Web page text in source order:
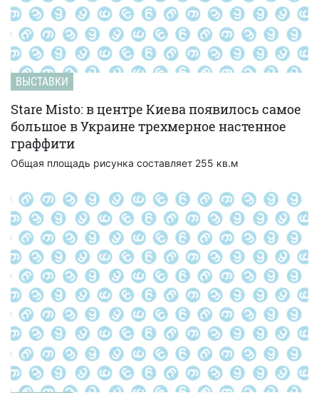
ВЫСТАВКИ
Stare Misto: в центре Киева появилось самое
большое в Украине трехмерное настенное
граффити
Общая площадь рисунка составляет 255 кв.м